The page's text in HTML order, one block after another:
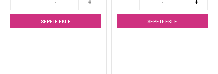
SEPETE EKLE SEPETE EKLE